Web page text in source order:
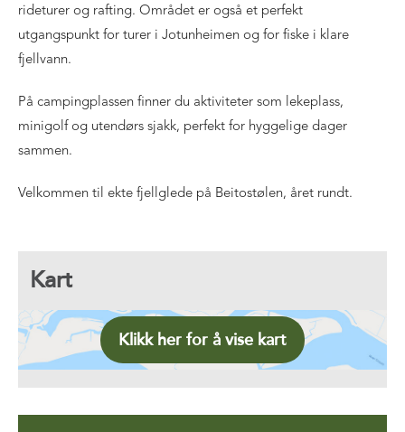
rideturer og rafting. Området er også et perfekt
utgangspunkt for turer i Jotunheimen og for fiske i klare
fjellvann.
På campingplassen finner du aktiviteter som lekeplass,
minigolf og utendørs sjakk, perfekt for hyggelige dager
sammen.
Velkommen til ekte fjellglede på Beitostølen, året rundt.
Kart
Klikk her for å vise kart